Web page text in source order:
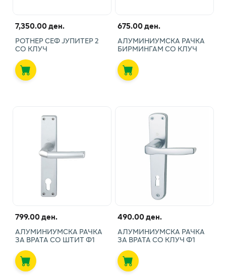
7,350.00 ден.
РОТНЕР СЕФ ЈУПИТЕР 2
СО КЛУЧ
675.00 ден.
АЛУМИНИУМСКА РАЧКА
БИРМИНГАМ СО КЛУЧ
799.00 ден.
АЛУМИНИУМСКА РАЧКА
ЗА ВРАТА СО ШТИТ Ф1
490.00 ден.
АЛУМИНИУМСКА РАЧКА
ЗА ВРАТА СО КЛУЧ Ф1